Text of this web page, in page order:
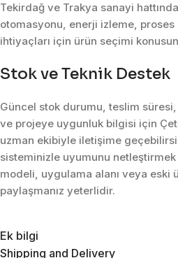
Tekirdağ ve Trakya sanayi
otomasyonu, enerji izleme,
ihtiyaçları için ürün seçimi
Stok ve Teknik Destek
Güncel stok durumu, teslim
ve projeye uygunluk bilgisi için
uzman ekibiyle iletişime
sisteminizle uyumunu
modeli, uygulama alanı veya eski
paylaşmanız yeterlidir.
Ek bilgi
Shipping and Delivery